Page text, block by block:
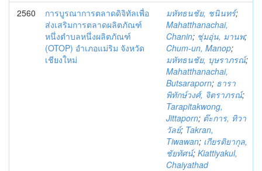
2560
การบูรณาการตลาดดิจิทัลเพื่อ
ส่งเสริมการตลาดผลิตภัณฑ์
หนึ่งตำบลหนึ่งผลิตภัณฑ์
(OTOP) อำเภอแม่ริม จังหวัด
เชียงใหม่
มหัทธนชัย, ชนินทร์;
Mahatthanachai,
Chanin; ชุ่มอุ่น, มานพ;
Chum-un, Manop;
มหัทธนชัย, บุษราภรณ์;
Mahatthanachai,
Butsaraporn; ธารา
พิทักษ์วงศ์, จิตราภรณ์;
Tarapitakwong,
Jittaporn; ต๊ะการ, ทิวา
วัลย์; Takran,
Tiwawan; เกียรติยากุล,
ชัยทัศน์; Kiattiyakul,
Chaiyathad